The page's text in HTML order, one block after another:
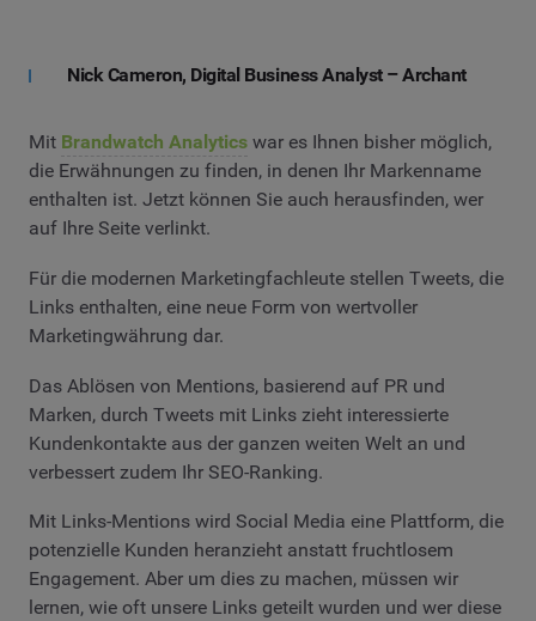
Nick Cameron, Digital Business Analyst – Archant
Mit Brandwatch Analytics war es Ihnen bisher möglich,
die Erwähnungen zu finden, in denen Ihr Markenname
enthalten ist. Jetzt können Sie auch herausfinden, wer
auf Ihre Seite verlinkt.
Für die modernen Marketingfachleute stellen Tweets, die
Links enthalten, eine neue Form von wertvoller
Marketingwährung dar.
Das Ablösen von Mentions, basierend auf PR und
Marken, durch Tweets mit Links zieht interessierte
Kundenkontakte aus der ganzen weiten Welt an und
verbessert zudem Ihr SEO-Ranking.
Mit Links-Mentions wird Social Media eine Plattform, die
potenzielle Kunden heranzieht anstatt fruchtlosem
Engagement. Aber um dies zu machen, müssen wir
lernen, wie oft unsere Links geteilt wurden und wer diese